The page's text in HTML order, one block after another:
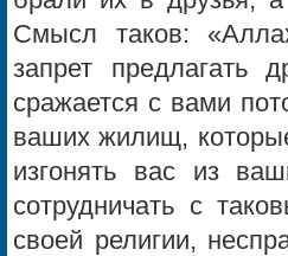
Смысл таков:
запрет предлагать
сражается с вами
ваших жилищ,
изгонять вас из
сотрудничать с
своей религии,